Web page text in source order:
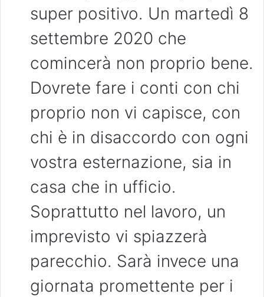
super positivo. Un martedì 8
settembre 2020 che
comincerà non proprio bene.
Dovrete fare i conti con chi
proprio non vi capisce, con
chi è in disaccordo con ogni
vostra esternazione, sia in
casa che in ufficio.
Soprattutto nel lavoro, un
imprevisto vi spiazzerà
parecchio. Sarà invece una
giornata promettente per i